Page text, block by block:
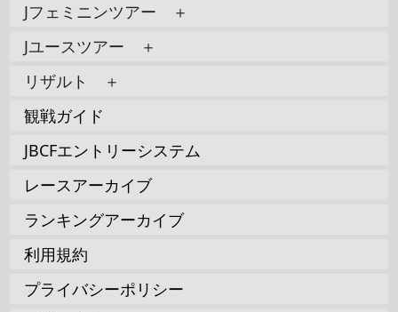
Jフェミニンツアー ＋
Jユースツアー ＋
リザルト ＋
観戦ガイド
JBCFエントリーシステム
レースアーカイブ
ランキングアーカイブ
利用規約
プライバシーポリシー